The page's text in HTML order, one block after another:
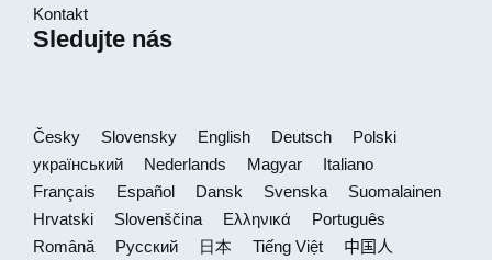
Kontakt
Sledujte nás
Česky Slovensky English Deutsch
Polski
український
Nederlands Magyar
Italiano
Français
Español Dansk Svenska
Suomalainen
Hrvatski
Slovenščina Ελληνικά
Português
Română
Русский 日本 Tiếng Việt 中国人